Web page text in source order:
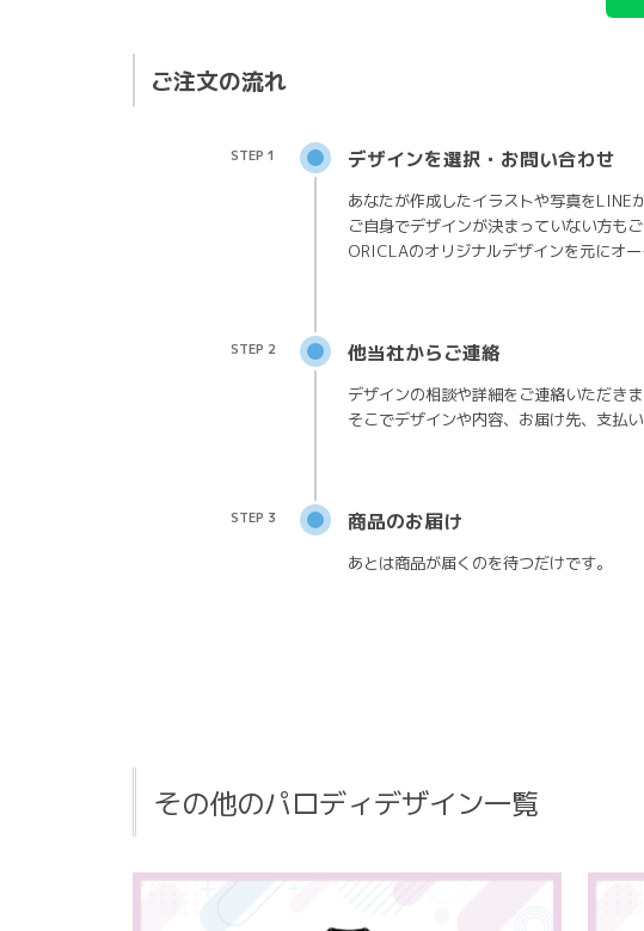
ご注文の流れ
STEP 1 デザインを選択・お問い合わせ
あなたが作成したイラストや写真をLINE
ご自身でデザインが決まっていない方もご
ORICLAのオリジナルデザインを元にオー
STEP 2 他当社からご連絡
デザインの相談や詳細をご連絡いただき
そこでデザインや内容、お届け先、支払
STEP 3 商品のお届け
あとは商品が届くのを待つだけです。
その他のパロディデザイン一覧